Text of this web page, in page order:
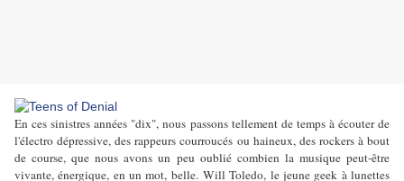
En ces sinistres années "dix", nous passons tellement de temps à écouter de
l'électro dépressive, des rappeurs courroucés ou haineux, des rockers à bout
de course, que nous avons un peu oublié combien la musique peut-être
vivante, énergique, en un mot, belle. Will Toledo, le jeune geek à lunettes